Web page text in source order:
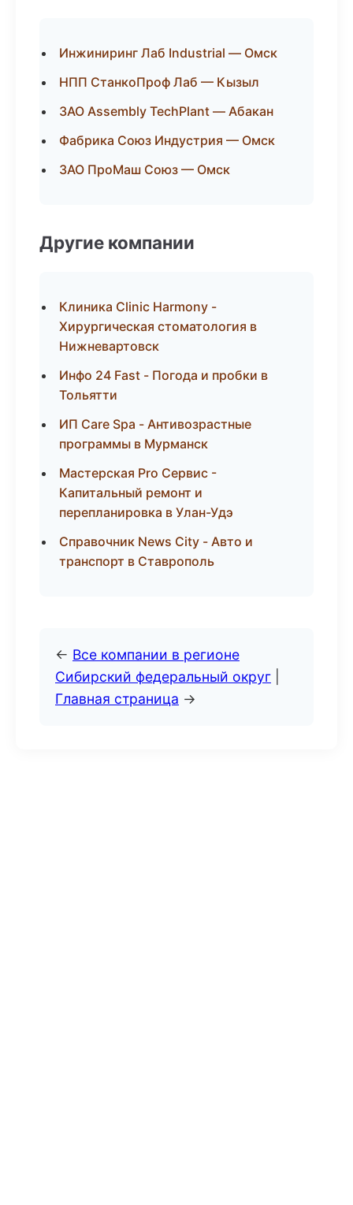
Инжиниринг Лаб Industrial — Омск
НПП СтанкоПроф Лаб — Кызыл
ЗАО Assembly TechPlant — Абакан
Фабрика Союз Индустрия — Омск
ЗАО ПроМаш Союз — Омск
Другие компании
Клиника Clinic Harmony -
Хирургическая стоматология в
Нижневартовск
Инфо 24 Fast - Погода и пробки в
Тольятти
ИП Care Spa - Антивозрастные
программы в Мурманск
Мастерская Pro Сервис -
Капитальный ремонт и
перепланировка в Улан-Удэ
Справочник News City - Авто и
транспорт в Ставрополь
← Все компании в регионе
Сибирский федеральный округ
Главная страница →